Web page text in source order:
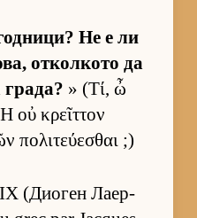
Не е ли
от­кол­кото да
гра­да? » (Τί, ὦ
οὐ κρεῖττον
πολιτεύεσθαι ;)
(Ди­о­ген Ла­ер­